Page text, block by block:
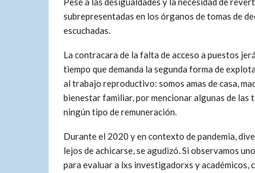
subrepresentadas en los órganos de tomas de
escuchadas.
La contracara de la falta de acceso a puestos
tiempo que demanda la segunda forma de
al trabajo reproductivo: somos amas de casa,
bienestar familiar, por mencionar algunas de las
ningún tipo de remuneración.
Durante el 2020 y en contexto de pandemia,
lejos de achicarse, se agudizó. Si observamos
para evaluar a lxs investigadorxs y académicos,